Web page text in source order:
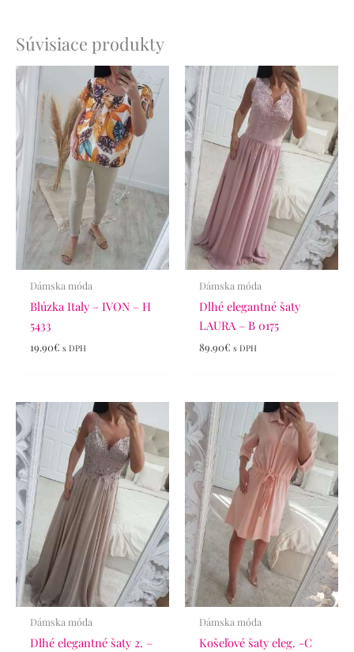
Súvisiace produkty
Dámska móda
Blúzka Italy – IVON – H
5433
19.90€ s DPH
Dámska móda
Dlhé elegantné šaty
LAURA – B 0175
89.90€ s DPH
Dámska móda
Dlhé elegantné šaty 2. –
Dámska móda
Košeľové šaty eleg. -C